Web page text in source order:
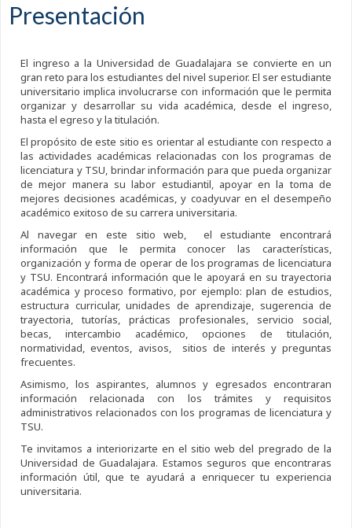
Presentación
El ingreso a la Universidad de Guadalajara se convierte en un
gran reto para los estudiantes del nivel superior. El ser estudiante
universitario implica involucrarse con información que le permita
organizar y desarrollar su vida académica, desde el ingreso,
hasta el egreso y la titulación.
El propósito de este sitio es orientar al estudiante con respecto a
las actividades académicas relacionadas con los programas de
licenciatura y TSU, brindar información para que pueda organizar
de mejor manera su labor estudiantil, apoyar en la toma de
mejores decisiones académicas, y coadyuvar en el desempeño
académico exitoso de su carrera universitaria.
Al navegar en este sitio web, el estudiante encontrará
información que le permita conocer las características,
organización y forma de operar de los programas de licenciatura
y TSU. Encontrará información que le apoyará en su trayectoria
académica y proceso formativo, por ejemplo: plan de estudios,
estructura curricular, unidades de aprendizaje, sugerencia de
trayectoria, tutorías, prácticas profesionales, servicio social,
becas, intercambio académico, opciones de titulación,
normatividad, eventos, avisos, sitios de interés y preguntas
frecuentes.
Asimismo, los aspirantes, alumnos y egresados encontraran
información relacionada con los trámites y requisitos
administrativos relacionados con los programas de licenciatura y
TSU.
Te invitamos a interiorizarte en el sitio web del pregrado de la
Universidad de Guadalajara. Estamos seguros que encontraras
información útil, que te ayudará a enriquecer tu experiencia
universitaria.